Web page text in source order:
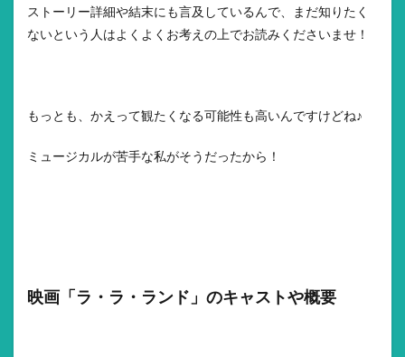
ストーリー詳細や結末にも言及しているんで、まだ知りたく
ないという人はよくよくお考えの上でお読みくださいませ！
もっとも、かえって観たくなる可能性も高いんですけどね♪
ミュージカルが苦手な私がそうだったから！
映画「ラ・ラ・ランド」のキャストや概要